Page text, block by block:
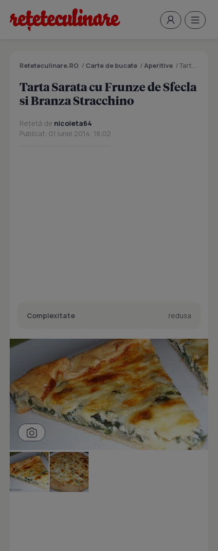
Reteteculinare.RO / Carte de bucate / Aperitive /Tarta Sarata cu Frunze de Sfecla si Branza Stracchino
Tarta Sarata cu Frunze de Sfecla
si Branza Stracchino
Rețetă de nicoleta64
Publicat: 01 Iunie 2014, 18:02
Complexitate redusa